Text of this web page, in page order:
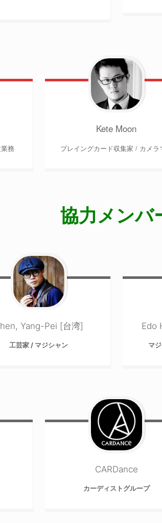
務
Kete Moon
プレイングカード収集家 / カメラ
協力メンバ
Yang-Pei [台湾]
工芸家 / マジシャン
Edo
マ
CARDance
カーディストグループ